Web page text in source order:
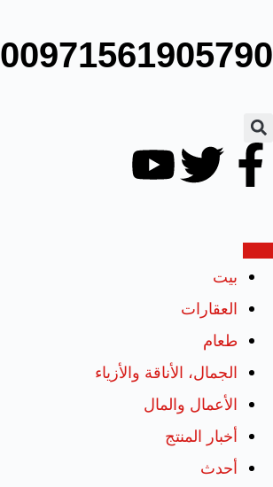
00971561905790
بيت
العقارات
طعام
الجمال، الأناقة والأزياء
الأعمال والمال
أخبار المنتج
أحدث